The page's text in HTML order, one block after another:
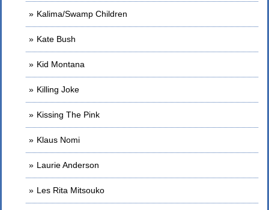
Kalima/Swamp Children
Kate Bush
Kid Montana
Killing Joke
Kissing The Pink
Klaus Nomi
Laurie Anderson
Les Rita Mitsouko